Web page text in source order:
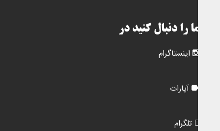
را دنبال کنید در
اینستاگرام
آپارات
تلگرام